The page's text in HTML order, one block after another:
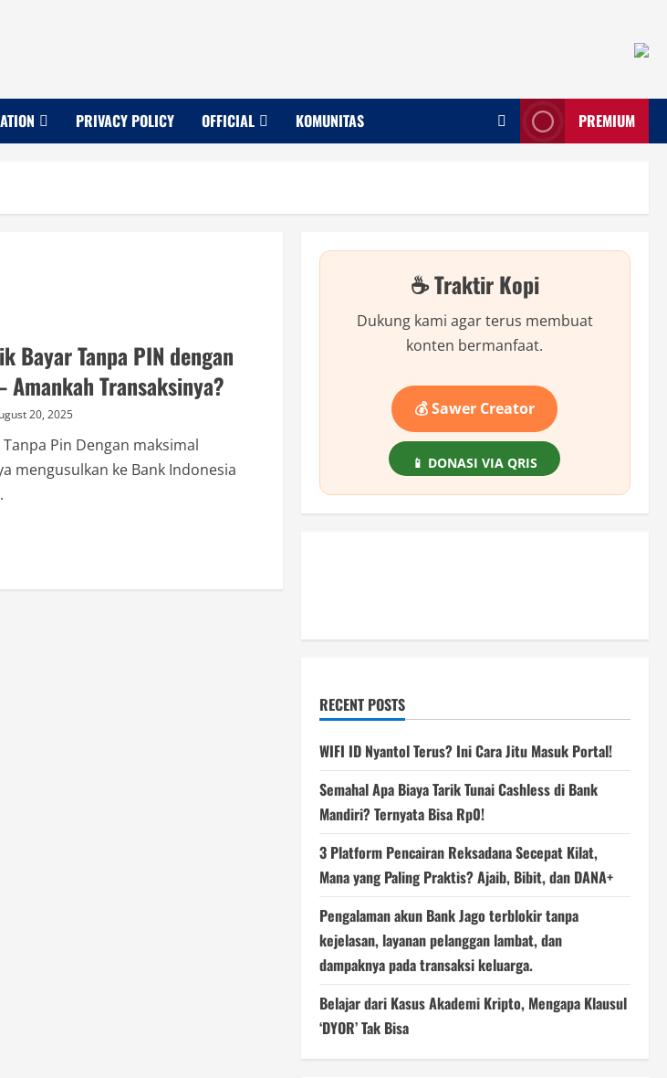
PRIVACY POLICY OFFICIAL KOMUNITAS PREMIUM
Bayar Tanpa PIN dengan
Transaksinya?
20, 2025
Pin Dengan maksimal
mengusulkan ke Bank Indonesia
☕ Traktir Kopi
Dukung kami agar terus membuat
konten bermanfaat.
💰 Sawer Creator
📱 DONASI VIA QRIS
RECENT POSTS
WIFI ID Nyantol Terus? Ini Cara Jitu Masuk Portal!
Semahal Apa Biaya Tarik Tunai Cashless di Bank
Mandiri? Ternyata Bisa Rp0!
3 Platform Pencairan Reksadana Secepat Kilat,
Mana yang Paling Praktis? Ajaib, Bibit, dan DANA+
Pengalaman akun Bank Jago terblokir tanpa
kejelasan, layanan pelanggan lambat, dan
dampaknya pada transaksi keluarga.
Belajar dari Kasus Akademi Kripto, Mengapa Klausul
‘DYOR’ Tak Bisa